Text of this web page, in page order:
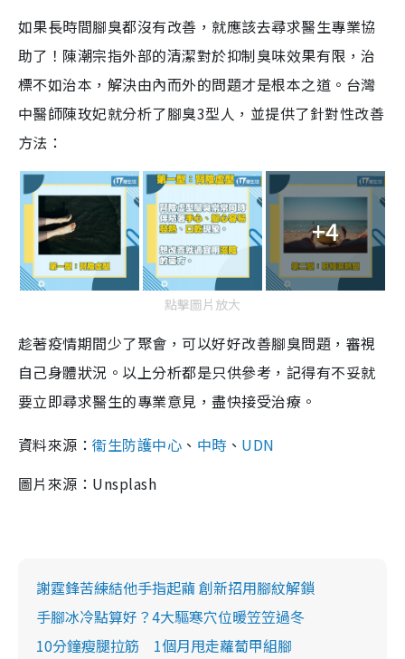
如果長時間腳臭都沒有改善，就應該去尋求醫生專業協
助了！陳潮宗指外部的清潔對於抑制臭味效果有限，治
標不如治本，解決由內而外的問題才是根本之道。台灣
中醫師陳玫妃就分析了腳臭3型人，並提供了針對性改善
方法：
+4
點擊圖片放大
趁著疫情期間少了聚會，可以好好改善腳臭問題，審視
自己身體狀況。以上分析都是只供參考，記得有不妥就
要立即尋求醫生的專業意見，盡快接受治療。
資料來源：衞生防護中心 、 中時 、 UDN
圖片來源：Unsplash
謝霆鋒苦練結他手指起繭 創新招用腳紋解鎖
手腳冰冷點算好？4大驅寒穴位暖笠笠過冬
10分鐘瘦腿拉筋 1個月甩走蘿蔔甲組腳